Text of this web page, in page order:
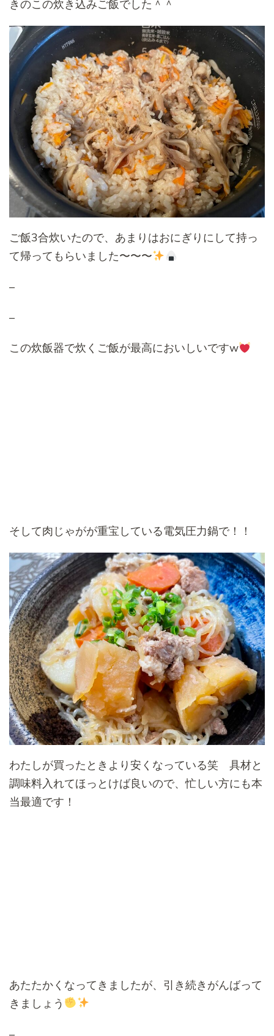
きのこの炊き込みご飯でした＾＾
ご飯3合炊いたので、あまりはおにぎりにして持っ
て帰ってもらいました〜〜〜
–
–
この炊飯器で炊くご飯が最高においしいですw
そして肉じゃがが重宝している電気圧力鍋で！！
わたしが買ったときより安くなっている笑 具材と
調味料入れてほっとけば良いので、忙しい方にも本
当最適です！
あたたかくなってきましたが、引き続きがんばって
きましょう